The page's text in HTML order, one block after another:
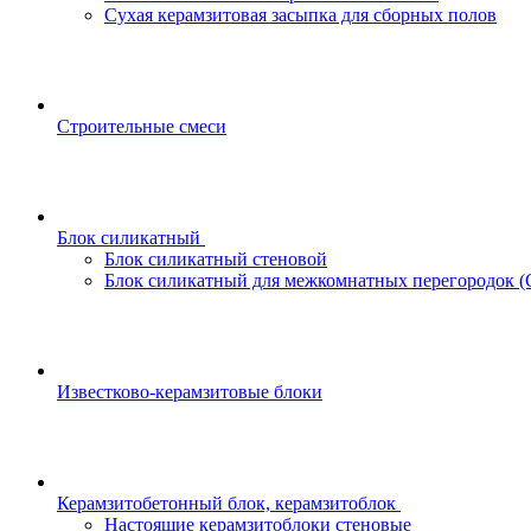
Сухая керамзитовая засыпка для сборных полов
Строительные смеси
Блок силикатный
Блок силикатный стеновой
Блок силикатный для межкомнатных перегородок
Известково-керамзитовые блоки
Керамзитобетонный блок, керамзитоблок
Настоящие керамзитоблоки стеновые